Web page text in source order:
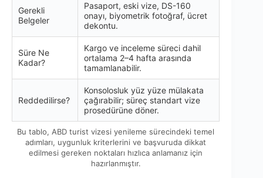
Gerekli
Belgeler
Pasaport, eski vize, DS-160
onayı, biyometrik fotoğraf, ücret
dekontu.
Süre Ne
Kadar?
Kargo ve inceleme süreci dahil
ortalama 2–4 hafta arasında
tamamlanabilir.
Reddedilirse?
Konsolosluk yüz yüze mülakata
çağırabilir; süreç standart vize
prosedürüne döner.
Bu tablo, ABD turist vizesi yenileme sürecindeki temel
adımları, uygunluk kriterlerini ve başvuruda dikkat
edilmesi gereken noktaları hızlıca anlamanız için
hazırlanmıştır.